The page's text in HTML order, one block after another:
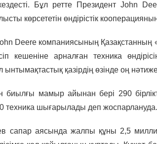
Бұл ретте Президент John
көрсететін өндірістік
Deere компаниясының Қазақстанның
кешеніне арналған техника
қазірдің өзінде оң
биылғы мамыр айынан бері 290
техника шығарылады деп жоспарлануда.
сапар аясында жалпы құны 2,5